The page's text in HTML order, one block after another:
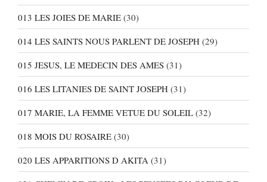
013 LES JOIES DE MARIE (30)
014 LES SAINTS NOUS PARLENT DE JOSEPH (29)
015 JESUS, LE MEDECIN DES AMES (31)
016 LES LITANIES DE SAINT JOSEPH (31)
017 MARIE, LA FEMME VETUE DU SOLEIL (32)
018 MOIS DU ROSAIRE (30)
020 LES APPARITIONS D AKITA (31)